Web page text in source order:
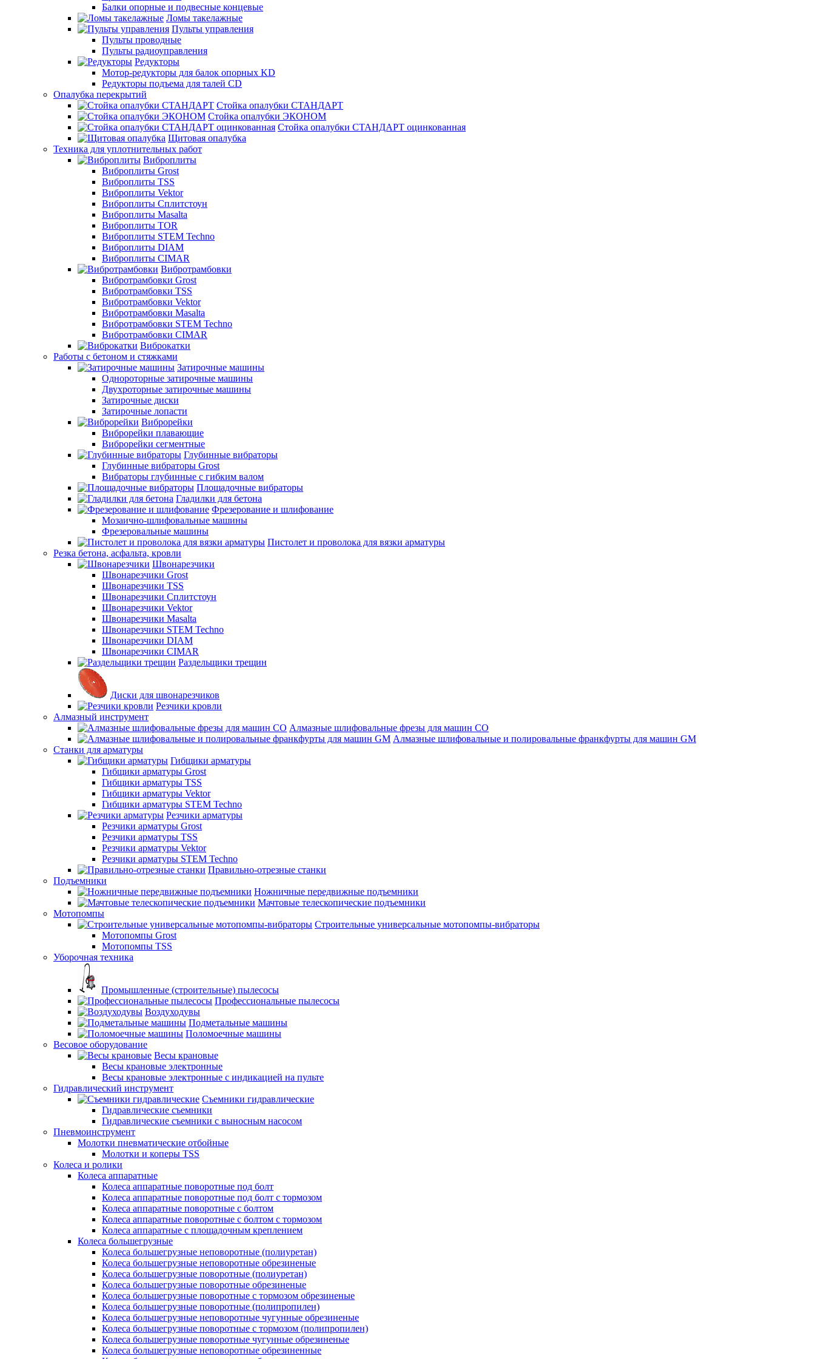
Балки опорные и подвесные концевые
Ломы такелажные
Пульты управления
Пульты проводные
Пульты радиоуправления
Редукторы
Мотор-редукторы для балок опорных KD
Редукторы подъема для талей CD
Опалубка перекрытий
Стойка опалубки СТАНДАРТ
Стойка опалубки ЭКОНОМ
Стойка опалубки СТАНДАРТ оцинкованная
Щитовая опалубка
Техника для уплотнительных работ
Виброплиты
Виброплиты Grost
Виброплиты TSS
Виброплиты Vektor
Виброплиты Сплитстоун
Виброплиты Masalta
Виброплиты TOR
Виброплиты STEM Techno
Виброплиты DIAM
Виброплиты CIMAR
Вибротрамбовки
Вибротрамбовки Grost
Вибротрамбовки TSS
Вибротрамбовки Vektor
Вибротрамбовки Masalta
Вибротрамбовки STEM Techno
Вибротрамбовки CIMAR
Виброкатки
Работы с бетоном и стяжками
Затирочные машины
Однороторные затирочные машины
Двухроторные затирочные машины
Затирочные диски
Затирочные лопасти
Виброрейки
Виброрейки плавающие
Виброрейки сегментные
Глубинные вибраторы
Глубинные вибраторы Grost
Вибраторы глубинные с гибким валом
Площадочные вибраторы
Гладилки для бетона
Фрезерование и шлифование
Мозаично-шлифовальные машины
Фрезеровальные машины
Пистолет и проволока для вязки арматуры
Резка бетона, асфальта, кровли
Швонарезчики
Швонарезчики Grost
Швонарезчики TSS
Швонарезчики Сплитстоун
Швонарезчики Vektor
Швонарезчики Masalta
Швонарезчики STEM Techno
Швонарезчики DIAM
Швонарезчики CIMAR
Раздельщики трещин
Диски для швонарезчиков
Резчики кровли
Алмазный инструмент
Алмазные шлифовальные фрезы для машин СО
Алмазные шлифовальные и полировальные франкфурты для машин GM
Станки для арматуры
Гибщики арматуры
Гибщики арматуры Grost
Гибщики арматуры TSS
Гибщики арматуры Vektor
Гибщики арматуры STEM Techno
Резчики арматуры
Резчики арматуры Grost
Резчики арматуры TSS
Резчики арматуры Vektor
Резчики арматуры STEM Techno
Правильно-отрезные станки
Подъемники
Ножничные передвижные подъемники
Мачтовые телескопические подъемники
Мотопомпы
Строительные универсальные мотопомпы-вибраторы
Мотопомпы Grost
Мотопомпы TSS
Уборочная техника
Промышленные (строительные) пылесосы
Профессиональные пылесосы
Воздуходувы
Подметальные машины
Поломоечные машины
Весовое оборудование
Весы крановые
Весы крановые электронные
Весы крановые электронные с индикацией на пульте
Гидравлический инструмент
Съемники гидравлические
Гидравлические съемники
Гидравлические cъемники с выносным насосом
Пневмоинструмент
Молотки пневматические отбойные
Молотки и коперы TSS
Колеса и ролики
Колеса аппаратные
Колеса аппаратные поворотные под болт
Колеса аппаратные поворотные под болт с тормозом
Колеса аппаратные поворотные с болтом
Колеса аппаратные поворотные с болтом с тормозом
Колеса аппаратные с площадочным креплением
Колеса большегрузные
Колеса большегрузные неповоротные (полиуретан)
Колеса большегрузные неповоротные обрезиненые
Колеса большегрузные поворотные (полиуретан)
Колеса большегрузные поворотные обрезиненые
Колеса большегрузные поворотные с тормозом обрезиненые
Колеса большегрузные поворотные (полипропилен)
Колеса большегрузные неповоротные чугунные обрезиненые
Колеса большегрузные поворотные с тормозом (полипропилен)
Колеса большегрузные поворотные чугунные обрезиненые
Колеса большегрузные неповоротные обрезиненные